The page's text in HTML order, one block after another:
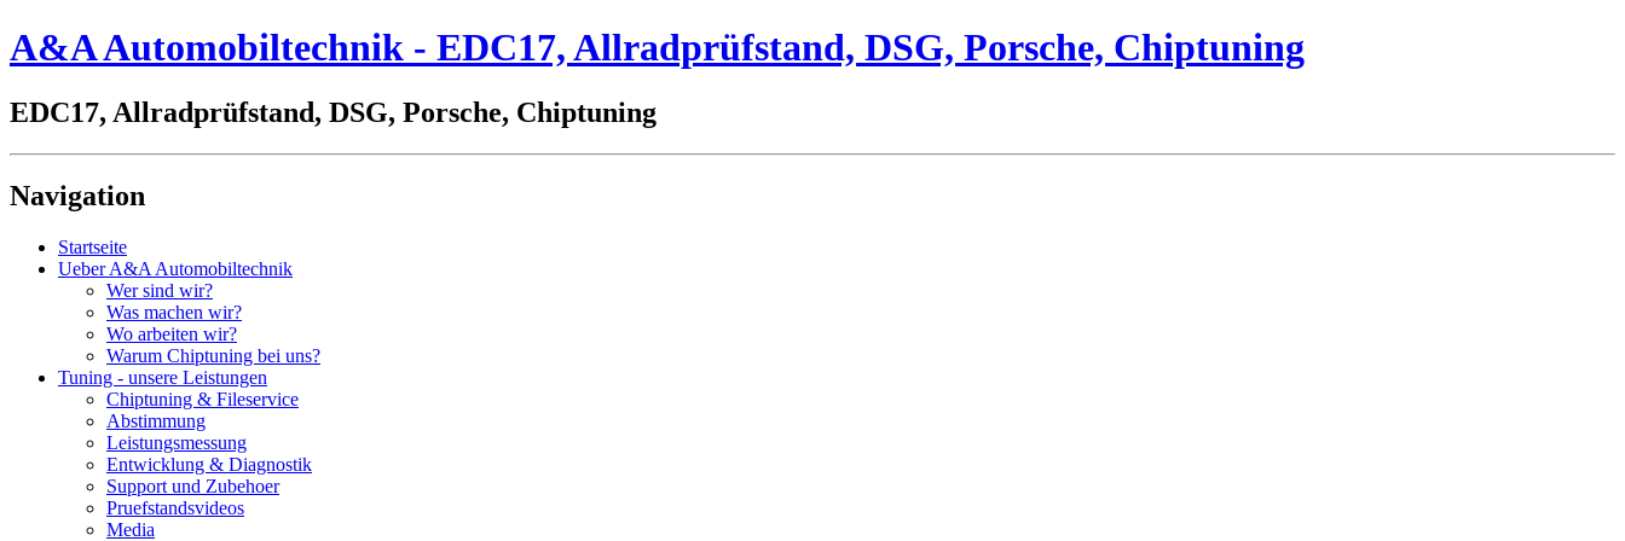
A&A Automobiltechnik - EDC17, Allradprüfstand, DSG, Porsche, Chiptuning
EDC17, Allradprüfstand, DSG, Porsche, Chiptuning
Navigation
Startseite
Ueber A&A Automobiltechnik
Wer sind wir?
Was machen wir?
Wo arbeiten wir?
Warum Chiptuning bei uns?
Tuning - unsere Leistungen
Chiptuning & Fileservice
Abstimmung
Leistungsmessung
Entwicklung & Diagnostik
Support und Zubehoer
Pruefstandsvideos
Media